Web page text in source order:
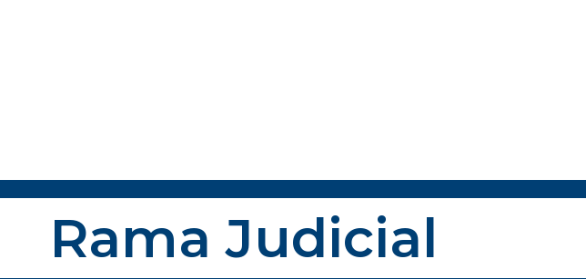
Rama Judicial